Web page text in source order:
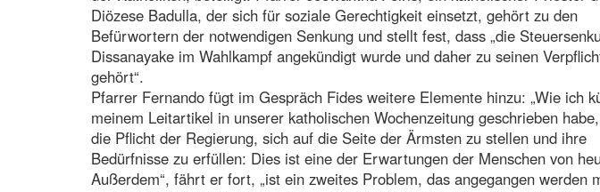
Diözese Badulla, der sich für soziale Gerechtigkeit einsetzt, gehört zu den
Befürwortern der notwendigen Senkung und stellt fest, dass „die
Dissanayake im Wahlkampf angekündigt wurde und daher zu seinen
gehört“.
Pfarrer Fernando fügt im Gespräch Fides weitere Elemente hinzu: „Wie ich
meinem Leitartikel in unserer katholischen Wochenzeitung geschrieben
die Pflicht der Regierung, sich auf die Seite der Ärmsten zu stellen und ihre
Bedürfnisse zu erfüllen: Dies ist eine der Erwartungen der Menschen von
Außerdem“, fährt er fort, „ist ein zweites Problem, das angegangen werden